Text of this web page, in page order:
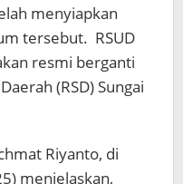
menyiapkan
tersebut. RSUD
resmi berganti
(RSD) Sungai
Riyanto, di
menjelaskan,